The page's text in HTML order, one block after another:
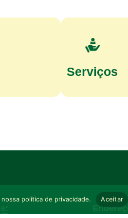
Serviços
Endereço
política de privacidade. Aceitar